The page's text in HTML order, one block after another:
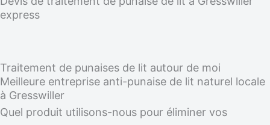
express
Traitement de punaises de lit autour de moi
Meilleure entreprise anti-punaise de lit naturel locale
à Gresswiller
Quel produit utilisons-nous pour éliminer vos